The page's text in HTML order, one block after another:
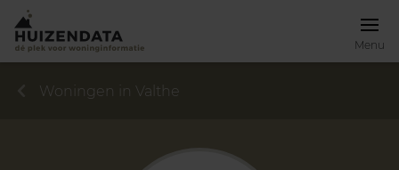
Menu
Woningen in Valthe